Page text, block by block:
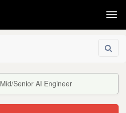
Mid/Senior AI Engineer